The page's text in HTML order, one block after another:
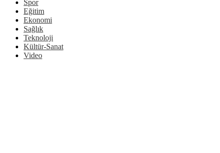
Spor
Eğitim
Ekonomi
Sağlık
Teknoloji
Kültür-Sanat
Video